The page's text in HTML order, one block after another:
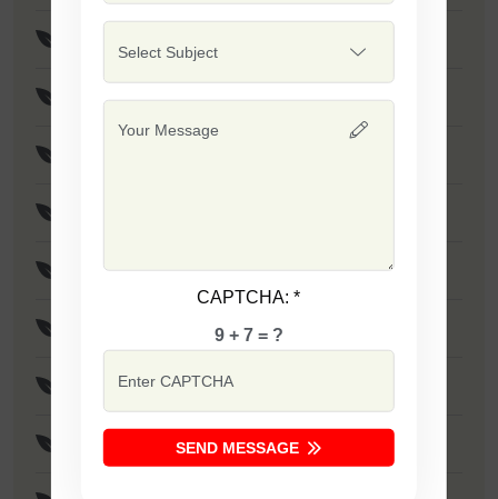
F1 - SSB 701
F1 - Laxmi
F1 - Dabang
CAPTCHA:*
9 + 7 = ?
SEND MESSAGE